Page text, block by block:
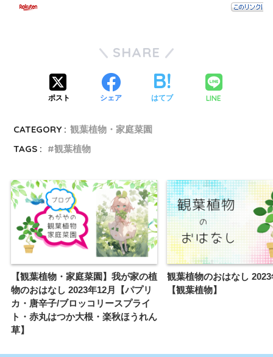
SHARE
ポスト シェア はてブ LINE
CATEGORY : 観葉植物・家庭菜園
TAGS :
観葉植物
【観葉植物・家庭菜園】我が家の植
物のおはなし 2023年12月【パプリ
カ・唐辛子/ブロッコリースプライ
ト・赤丸はつか大根・楽秋ほうれん
草】
観葉植物のおはなし
【観葉植物】